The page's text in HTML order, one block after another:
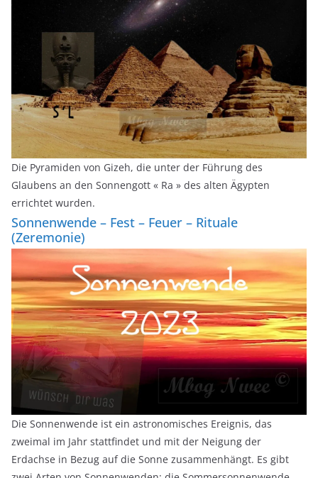
Die Pyramiden von Gizeh, die unter der Führung des
Glaubens an den Sonnengott « Ra » des alten Ägypten
errichtet wurden.
Sonnenwende – Fest – Feuer – Rituale
(Zeremonie)
Die Sonnenwende ist ein astronomisches Ereignis, das
zweimal im Jahr stattfindet und mit der Neigung der
Erdachse in Bezug auf die Sonne zusammenhängt. Es gibt